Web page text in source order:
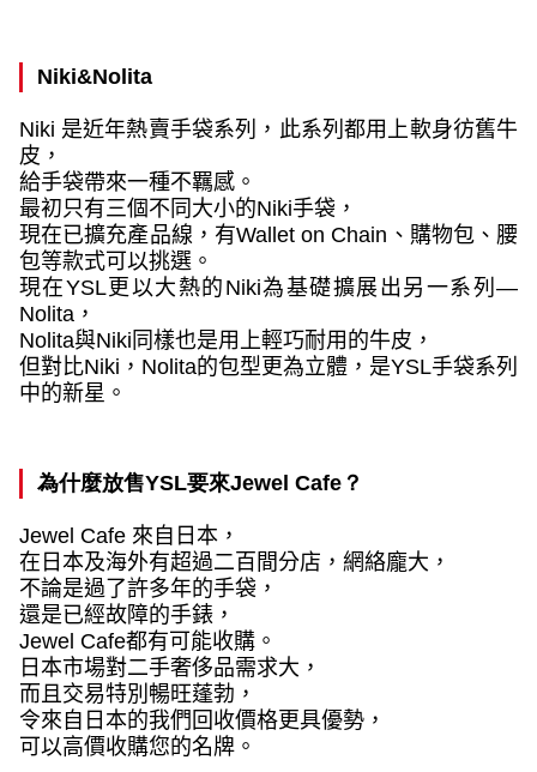
Niki&Nolita
Niki 是近年熱賣手袋系列，此系列都用上軟身彷舊牛
皮，
給手袋帶來一種不羈感。
最初只有三個不同大小的Niki手袋，
現在已擴充產品線，有Wallet on Chain 、購物包、腰
包等款式可以挑選。
現在YSL更以大熱的 Niki為基礎擴展出另一系列—
Nolita，
Nolita與Niki 同樣也是用上輕巧耐用的牛皮，
但對比Niki ， Nolita的包型更為立體，是YSL手袋系列
中的新星。
為什麼放售YSL要來Jewel Cafe？
Jewel Cafe 來自日本，
在日本及海外有超過二百間分店，網絡龐大，
不論是過了許多年的手袋，
還是已經故障的手錶，
Jewel Cafe都有可能收購。
日本市場對二手奢侈品需求大，
而且交易特別暢旺蓬勃，
令來自日本的我們回收價格更具優勢，
可以高價收購您的名牌。